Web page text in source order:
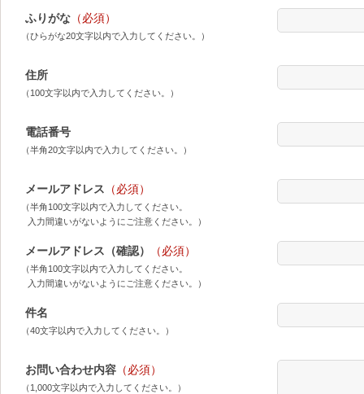
ふりがな （必須）
（ひらがな20文字以内で入力してください。）
住所
（100文字以内で入力してください。）
電話番号
（半角20文字以内で入力してください。）
メールアドレス （必須）
（半角100文字以内で入力してください。
入力間違いがないようにご注意ください。）
メールアドレス（確認） （必須）
（半角100文字以内で入力してください。
入力間違いがないようにご注意ください。）
件名
（40文字以内で入力してください。）
お問い合わせ内容 （必須）
（1,000文字以内で入力してください。）